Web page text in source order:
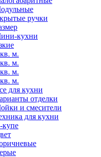
ручки
кухни
м.
м.
м.
м.
для кухни
отделки
и смесители
для кухни